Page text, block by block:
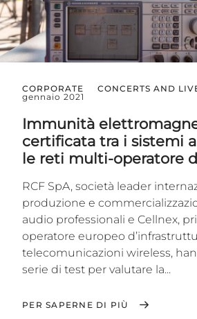
CORPORATE CONCERTS AND
gennaio 2021
Immunità
certificata tra i sistemi
le reti multi-operatore
RCF SpA, società leader
produzione e
audio professionali e Cellnex,
operatore europeo
telecomunicazioni wireless,
serie di test per valutare la...
PER SAPERNE DI PIÙ